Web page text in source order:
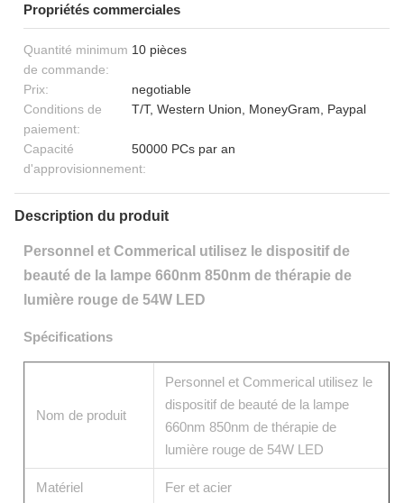
Propriétés commerciales
Quantité minimum
de commande:
10 pièces
Prix:
negotiable
Conditions de
paiement:
T/T, Western Union, MoneyGram, Paypal
Capacité
d'approvisionnement:
50000 PCs par an
Description du produit
Personnel et Commerical utilisez le dispositif de
beauté de la lampe 660nm 850nm de thérapie de
lumière rouge de 54W LED
Spécifications
Nom de produit
Personnel et Commerical utilisez le
dispositif de beauté de la lampe
660nm 850nm de thérapie de
lumière rouge de 54W LED
Matériel Fer et acier